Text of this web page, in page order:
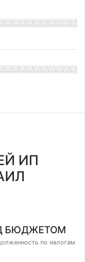
ИП
БЮДЖЕТОМ
по налогам